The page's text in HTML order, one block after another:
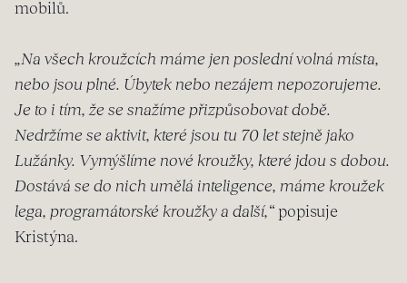
mobilů.
„Na všech kroužcích máme jen poslední volná místa,
nebo jsou plné. Úbytek nebo nezájem nepozorujeme.
Je to i tím, že se snažíme přizpůsobovat době.
Nedržíme se aktivit, které jsou tu 70 let stejně jako
Lužánky. Vymýšlíme nové kroužky, které jdou s dobou.
Dostává se do nich umělá inteligence, máme kroužek
lega, programátorské kroužky a další,“ popisuje
Kristýna.